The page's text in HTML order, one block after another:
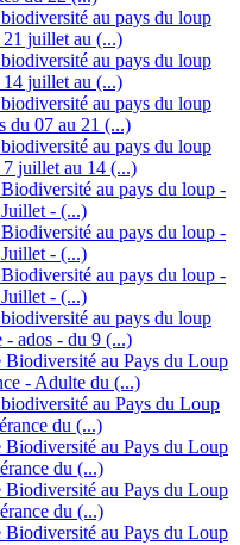
au pays du loup
21 juillet au (...)
au pays du loup
14 juillet au (...)
au pays du loup
du 07 au 21 (...)
au pays du loup
7 juillet au 14 (...)
au pays du loup -
- (...)
au pays du loup -
- (...)
au pays du loup -
- (...)
au pays du loup
- ados - du 9 (...)
Biodiversité au Pays du Loup
- Adulte du (...)
au Pays du Loup
du (...)
Biodiversité au Pays du Loup
du (...)
Biodiversité au Pays du Loup
du (...)
Biodiversité au Pays du Loup